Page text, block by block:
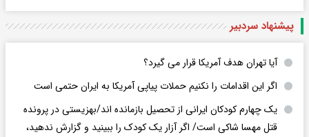
پیشنهاد سردبیر
آیا تهران هدف آمریکا قرار می گیرد؟
اگر این اقدامات را نکنیم حملات پیاپی آمریکا به ایران حتمی است
یک چهارم کودکان ایرانی از تحصیل بازمانده اند/بهزیستی در پرونده
قتل مهسا شاکی است/ اگر آزار یک کودک را ببینید و گزارش ندهید،